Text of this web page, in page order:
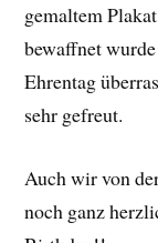
gemaltem
bewaffnet
Ehrentag
sehr gefreut.
Auch wir von
noch ganz